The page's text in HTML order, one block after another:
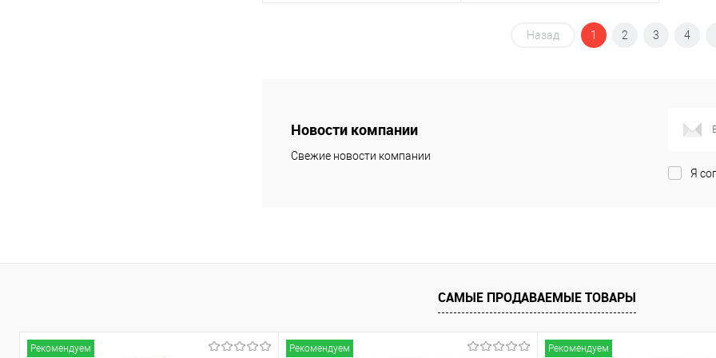
В корзину
Назад 1 2 3 4
Новости компании
Свежие новости компании
Я
САМЫЕ ПРОДАВАЕМЫЕ ТОВАРЫ
Рекомендуем Рекомендуем Рекомендуем